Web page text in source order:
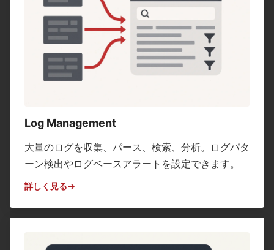
Log Management
大量のログを収集、パース、検索、分析。ログパタ
ーン検出やログベースアラートを設定できます。
詳しく見る